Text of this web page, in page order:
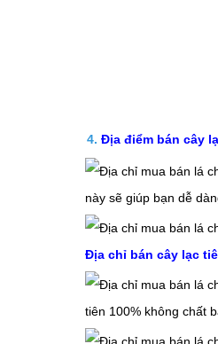
4. Địa điểm bán cây
này sẽ giúp bạn dễ
Địa chỉ bán cây lạc
tiên 100% không chất